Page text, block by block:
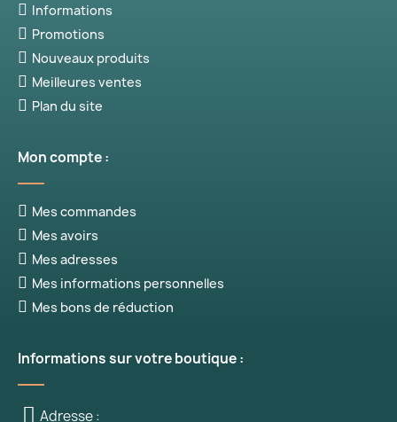
Informations
Promotions
Nouveaux produits
Meilleures ventes
Plan du site
Mon compte :
Mes commandes
Mes avoirs
Mes adresses
Mes informations personnelles
Mes bons de réduction
Informations sur votre boutique :
Adresse :